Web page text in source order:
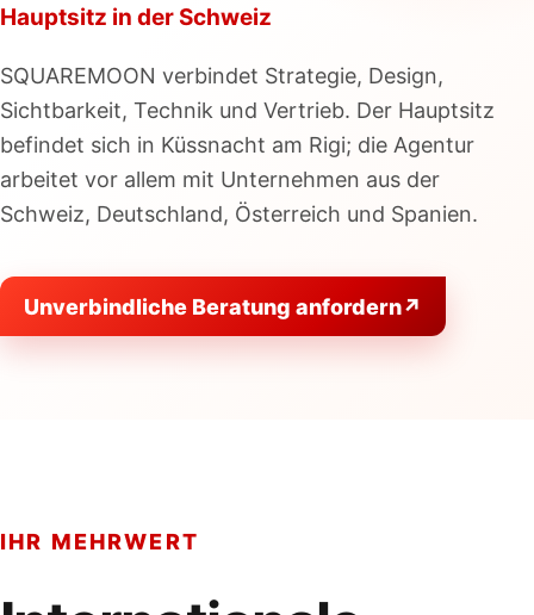
Hauptsitz in der Schweiz
SQUAREMOON verbindet Strategie, Design,
Sichtbarkeit, Technik und Vertrieb. Der Hauptsitz
befindet sich in Küssnacht am Rigi; die Agentur
arbeitet vor allem mit Unternehmen aus der
Schweiz, Deutschland, Österreich und Spanien.
Unverbindliche Beratung anfordern↗
IHR MEHRWERT